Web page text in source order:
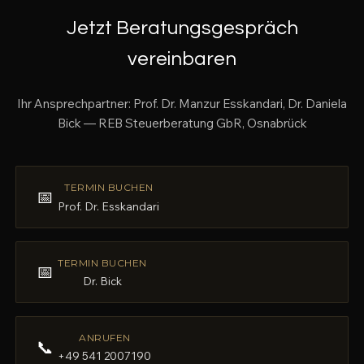
Jetzt Beratungsgespräch
vereinbaren
Ihr Ansprechpartner: Prof. Dr. Manzur Esskandari, Dr. Daniela
Bick — REB Steuerberatung GbR, Osnabrück
📅 TERMIN BUCHEN
Prof. Dr. Esskandari
📅 TERMIN BUCHEN
Dr. Bick
📞 ANRUFEN
+49 541 2007190